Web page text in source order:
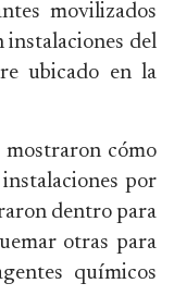
movilizados
instalaciones del
ubicado en la
mostraron cómo
por
dentro para
otras para
químicos